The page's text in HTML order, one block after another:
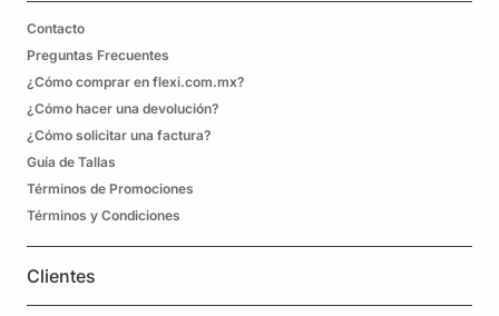
Contacto
Preguntas Frecuentes
¿Cómo comprar en flexi.com.mx?
¿Cómo hacer una devolución?
¿Cómo solicitar una factura?
Guía de Tallas
Términos de Promociones
Términos y Condiciones
Clientes